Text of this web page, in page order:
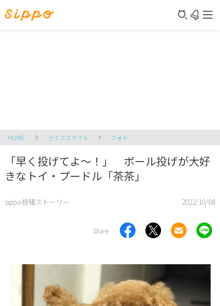
HOME ライフスタイル フォト
「早く投げてよ～！」 ボール投げが大好
きなトイ・プードル「茶茶」
sippo投稿ストーリー 2022/10/08
Share